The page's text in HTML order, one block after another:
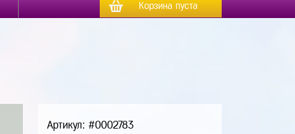
Корзина пуста
Артикул: #0002783